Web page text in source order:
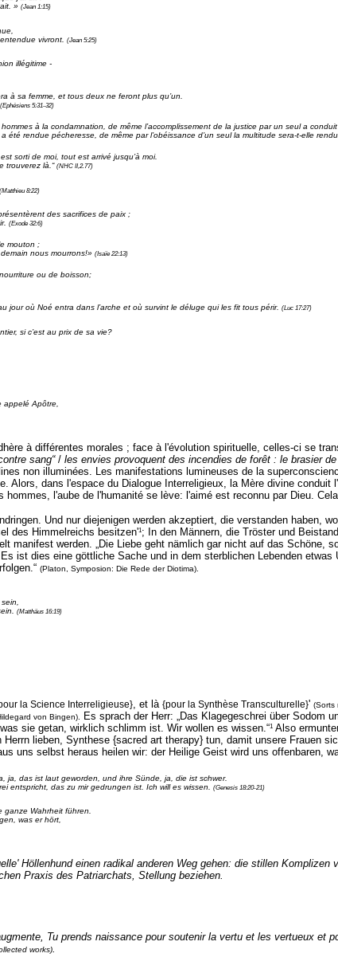
» (Jean 1:15)
vivront.
(Jean 5:25)
illégitime -
à sa femme, et tous deux ne feront plus qu’un.
(Ephésiens 5:31-32)
à la condamnation, de même l’accomplissement de la justice par un seul a
rendue pécheresse, de même par l’obéissance d’un seul la multitude sera-t-elle
sorti de moi, tout est arrivé jusqu’à moi.
trouverez là.“ (NHC II,2.77)
(Matthieu 8:22)
des sacrifices de paix ;
(Exode 32:6)
mouton ;
nous mourrons!» (Isaïe 22:13)
ou de boisson;
jour où Noé entra dans l’arche et où survint le déluge qui les fit tous périr. (Luc 17:27)
si c’est au prix de sa vie?
appelé Apôtre,
à différentes morales ; face à l'évolution spirituelle, celles-ci se
sang“/ les envies provoquent des incendies de forêt : le brasier
non illuminées. Les manifestations lumineuses de la
Alors, dans l'espace du Dialogue Interreligieux, la Mère divine conduit
l'aube de l'humanité se lève: l'aimé est reconnu par Dieu.
Und nur diejenigen werden akzeptiert, die verstanden haben,
des Himmelreichs besitzen'1 ; In den Männern, die Tröster und Beistand
manifest werden. „Die Liebe geht nämlich gar nicht auf das Schöne,
ist dies eine göttliche Sache und in dem sterblichen Lebenden
(Platon, Symposion: Die Rede der Diotima).
(Matthäus 16:19)
la Science Interreligieuse} , et là {pour la Synthèse Transculturelle}' (Sorts
von Bingen). Es sprach der Herr:
Das Klagegeschrei über Sodom
sie getan, wirklich schlimm ist. Wir wollen es wissen.“1 Also
lieben, Synthese {sacred art therapy} tun, damit unsere Frauen
uns selbst heraus heilen wir: der Heilige Geist wird uns offenbaren,
ja, das ist laut geworden, und ihre Sünde, ja, die ist schwer.
entspricht, das zu mir gedrungen ist. Ich will es wissen.
(Genesis 18:20-21)
ganze Wahrheit führen.
was er hört,
Höllenhund einen radikal anderen Weg gehen: die stillen
Praxis des Patriarchats, Stellung beziehen.
Tu prends naissance pour soutenir la vertu et les vertueux et
works).